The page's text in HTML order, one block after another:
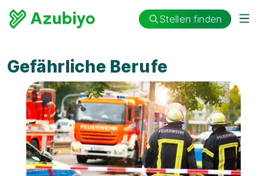
Stellen finden
Gefährliche Berufe